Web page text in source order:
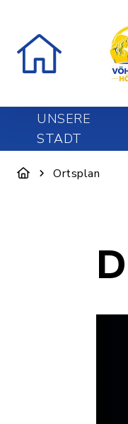
UNSERE
STADT
Ortsplan